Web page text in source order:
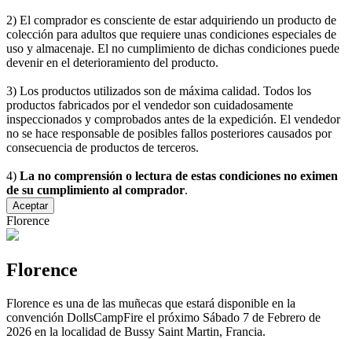
2) El comprador es consciente de estar adquiriendo un producto de
colección para adultos que requiere unas condiciones especiales de
uso y almacenaje. El no cumplimiento de dichas condiciones puede
devenir en el deterioramiento del producto.
3) Los productos utilizados son de máxima calidad. Todos los
productos fabricados por el vendedor son cuidadosamente
inspeccionados y comprobados antes de la expedición. El vendedor
no se hace responsable de posibles fallos posteriores causados por
consecuencia de productos de terceros.
4) La no comprensión o lectura de estas condiciones no eximen
de su cumplimiento al comprador.
Aceptar
Florence
Florence
Florence es una de las muñecas que estará disponible en la
convención DollsCampFire el próximo Sábado 7 de Febrero de
2026 en la localidad de Bussy Saint Martin, Francia.